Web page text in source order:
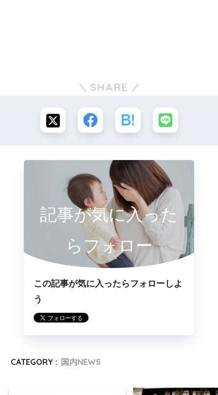
SHARE
記事が気に入った
らフォロー
この記事が気に入ったらフォローしよ
う
CATEGORY : 国内NEWS